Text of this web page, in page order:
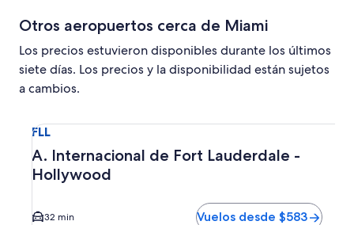
Otros aeropuertos cerca de Miami
Los precios estuvieron disponibles durante los últimos
siete días. Los precios y la disponibilidad están sujetos
a cambios.
FLL
A. Internacional de Fort Lauderdale -
Hollywood
32 min Vuelos desde $583